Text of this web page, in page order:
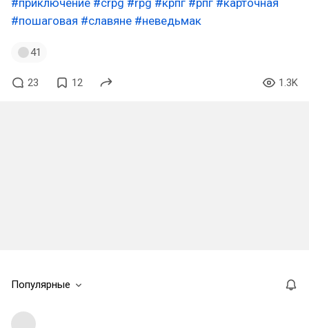
#пошаговая #славяне #неведьмак
41
23 12 1.3K
Популярные